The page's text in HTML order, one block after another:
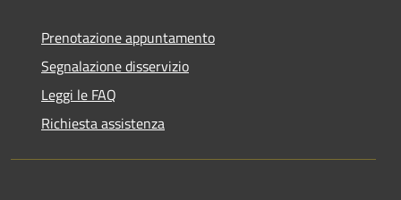
Prenotazione appuntamento
Segnalazione disservizio
Leggi le FAQ
Richiesta assistenza